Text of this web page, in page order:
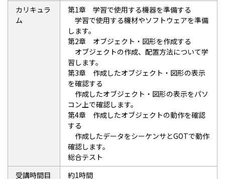
カリキュラ
ム
第1章 学習で使用する機器を準備する
学習で使用する機材やソフトウェアを準備
します。
第2章 オブジェクト・図形を作成する
オブジェクトの作成、配置方法について学
習します。
第3章 作成したオブジェクト・図形の表示
を確認する
作成したオブジェクト・図形の表示をパソ
コン上で確認します。
第4章 作成したオブジェクトの動作を確認
する
作成したデータをシーケンサとGOTで動作
確認します。
総合テスト
受講時間目
約1時間